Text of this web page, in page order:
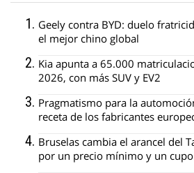
Geely contra BYD: duelo
el mejor chino global
Kia apunta a 65.000
2026, con más SUV y EV2
Pragmatismo para la
receta de los fabricantes
Bruselas cambia el arancel del
por un precio mínimo y un cupo